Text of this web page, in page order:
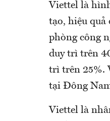
Viettel là
tạo, hiệu quả
phòng công
duy trì trên
trì trên 25%.
tại Đông
Viettel là